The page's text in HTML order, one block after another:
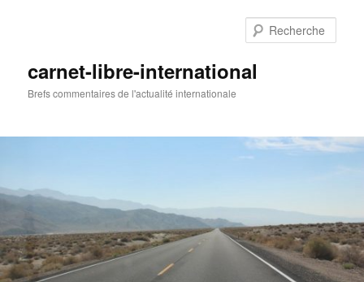
carnet-libre-international
Brefs commentaires de l'actualité internationale